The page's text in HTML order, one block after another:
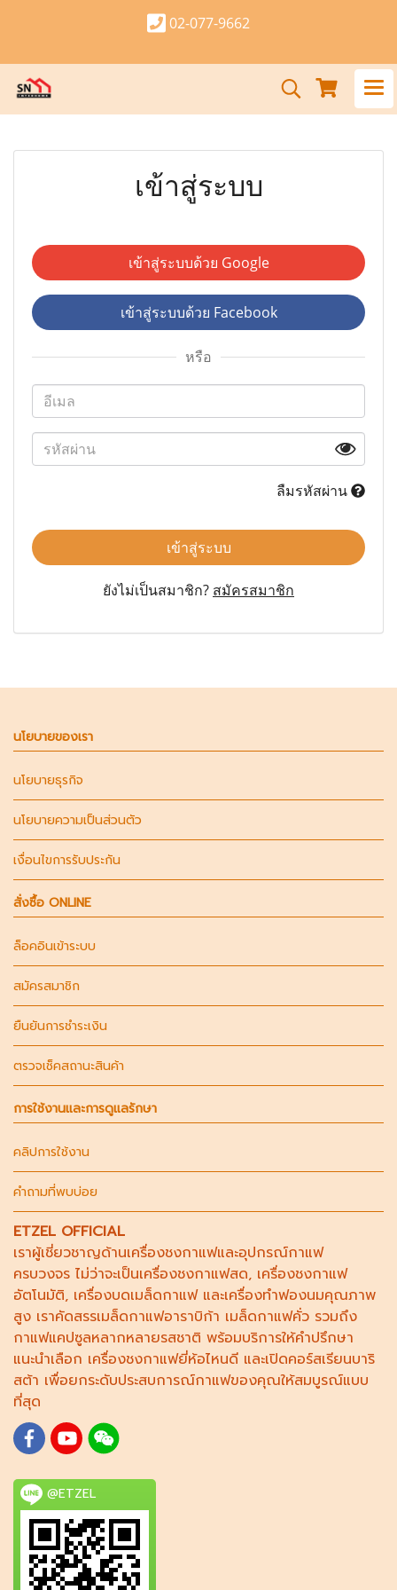
02-077-9662
เข้าสู่ระบบ
เข้าสู่ระบบด้วย Google
เข้าสู่ระบบด้วย Facebook
หรือ
ลืมรหัสผ่าน
เข้าสู่ระบบ
ยังไม่เป็นสมาชิก? สมัครสมาชิก
นโยบายของเรา
นโยบายธุรกิจ
นโยบายความเป็นส่วนตัว
เงื่อนไขการรับประกัน
สั่งซื้อ ONLINE
ล็อคอินเข้าระบบ
สมัครสมาชิก
ยืนยันการชำระเงิน
ตรวจเช็คสถานะสินค้า
การใช้งานและการดูแลรักษา
คลิปการใช้งาน
คำถามที่พบบ่อย
ETZEL OFFICIAL
เราผู้เชี่ยวชาญด้านเครื่องชงกาแฟและอุปกรณ์กาแฟ
ครบวงจร ไม่ว่าจะเป็นเครื่องชงกาแฟสด, เครื่องชงกาแฟ
อัตโนมัติ, เครื่องบดเมล็ดกาแฟและเครื่องทำฟองนมคุณภาพ
สูง เราคัดสรรเมล็ดกาแฟอาราบิก้า เมล็ดกาแฟคั่ว รวมถึง
กาแฟแคปซูลหลากหลายรสชาติ พร้อมบริการให้คำปรึกษา
แนะนำเลือก เครื่องชงกาแฟยี่ห้อไหนดี และเปิดคอร์สเรียนบาริ
สต้า เพื่อยกระดับประสบการณ์กาแฟของคุณให้สมบูรณ์แบบ
ที่สุด
@ETZEL